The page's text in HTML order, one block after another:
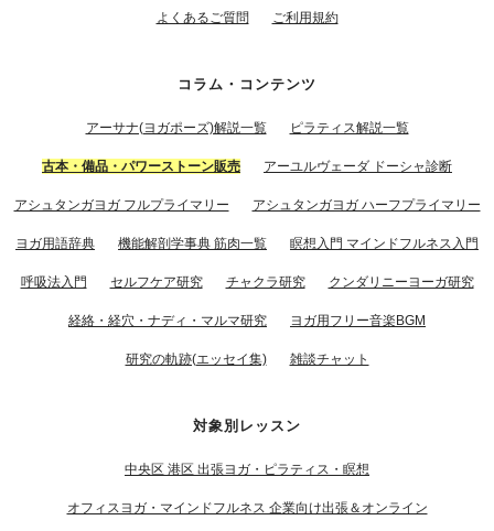
よくあるご質問 ご利用規約
コラム・コンテンツ
アーサナ(ヨガポーズ)解説一覧 ピラティス解説一覧
古本・備品・パワーストーン販売 アーユルヴェーダ ドーシャ診断
アシュタンガヨガ フルプライマリー アシュタンガヨガ ハーフプライマリー
ヨガ用語辞典 機能解剖学事典 筋肉一覧 瞑想入門 マインドフルネス入門
呼吸法入門 セルフケア研究 チャクラ研究 クンダリニーヨーガ研究
経絡・経穴・ナディ・マルマ研究 ヨガ用フリー音楽BGM
研究の軌跡(エッセイ集) 雑談チャット
対象別レッスン
中央区 港区 出張ヨガ・ピラティス・瞑想
オフィスヨガ・マインドフルネス 企業向け出張＆オンライン